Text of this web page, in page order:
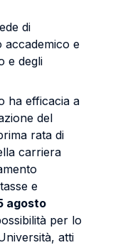
di
e
e degli
ha efficacia a
del
rata di
carriera
e
agosto
per lo
atti